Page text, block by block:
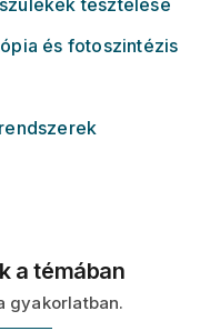
és fotoszintézis
a témában
gyakorlatban.